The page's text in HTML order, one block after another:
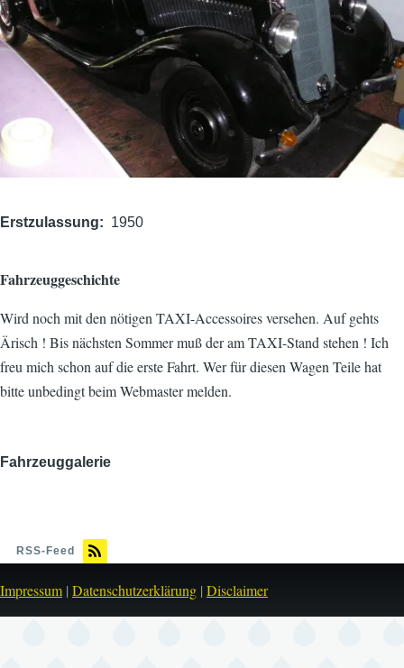
Erstzulassung 1950
Fahrzeuggeschichte
Wird noch mit den nötigen TAXI-Accessoires versehen. Auf gehts
Ärisch ! Bis nächsten Sommer muß der am TAXI-Stand stehen ! Ich
freu mich schon auf die erste Fahrt. Wer für diesen Wagen Teile hat
bitte unbedingt beim Webmaster melden.
Fahrzeuggalerie
RSS-Feed
Impressum | Datenschutzerklärung | Disclaimer